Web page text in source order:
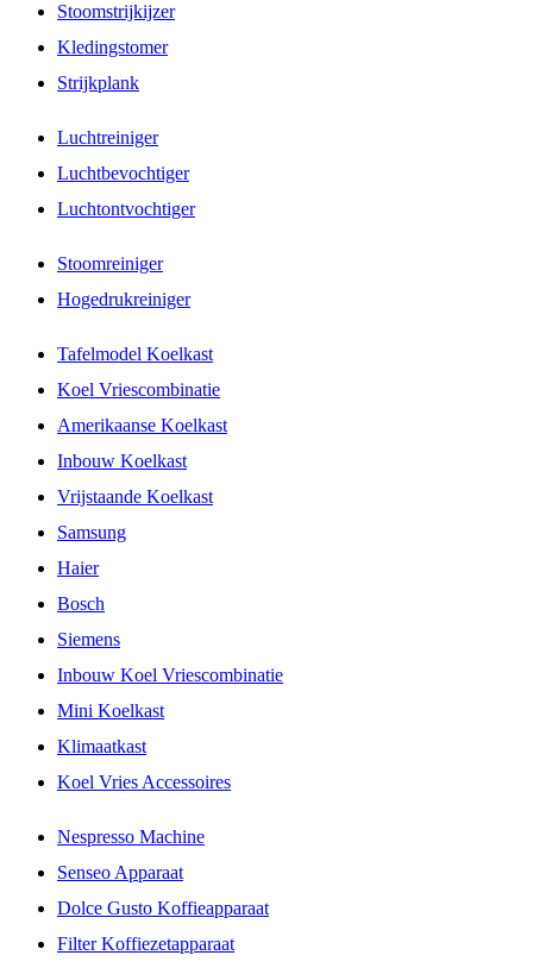
Stoomstrijkijzer
Kledingstomer
Strijkplank
Luchtreiniger
Luchtbevochtiger
Luchtontvochtiger
Stoomreiniger
Hogedrukreiniger
Tafelmodel Koelkast
Koel Vriescombinatie
Amerikaanse Koelkast
Inbouw Koelkast
Vrijstaande Koelkast
Samsung
Haier
Bosch
Siemens
Inbouw Koel Vriescombinatie
Mini Koelkast
Klimaatkast
Koel Vries Accessoires
Nespresso Machine
Senseo Apparaat
Dolce Gusto Koffieapparaat
Filter Koffiezetapparaat